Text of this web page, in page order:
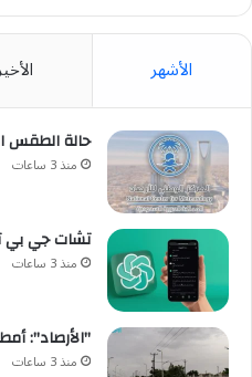
الأشهر
حالة الطقس
منذ 3 ساعات
تشات جي بي
منذ 3 ساعات
"الأرصاد":
منذ 3 ساعات